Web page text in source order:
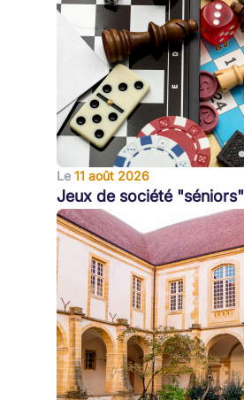
Le 11 août 2026
Jeux de société "séniors"